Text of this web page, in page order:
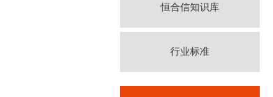
恒合信知识库
行业标准